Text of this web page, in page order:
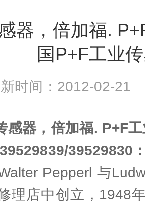
器，倍加福.
国P+F工业
新时间：2012-02-
感器，倍加福. P+F
39529830
Pepperl 与
理店中创立，1948